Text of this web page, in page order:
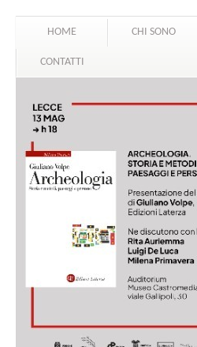
HOME CHI SONO
CONTATTI